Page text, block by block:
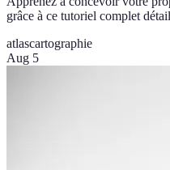
grâce à ce tutoriel complet
atlascartographie
Aug 5